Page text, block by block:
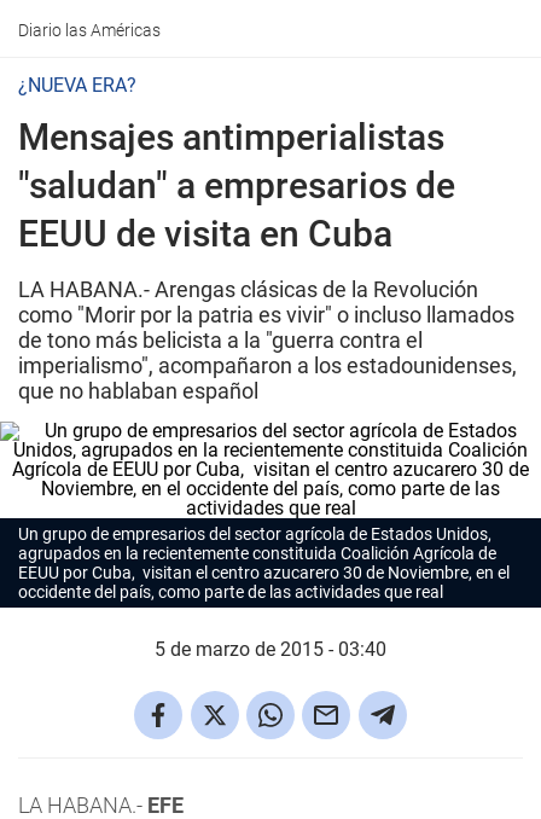
Diario las Américas
¿NUEVA ERA?
Mensajes antimperialistas
"saludan" a empresarios de
EEUU de visita en Cuba
LA HABANA.- Arengas clásicas de la Revolución
como "Morir por la patria es vivir" o incluso llamados
de tono más belicista a la "guerra contra el
imperialismo", acompañaron a los estadounidenses,
que no hablaban español
Un grupo de empresarios del sector agrícola de Estados Unidos,
agrupados en la recientemente constituida Coalición Agrícola de
EEUU por Cuba, visitan el centro azucarero 30 de Noviembre, en el
occidente del país, como parte de las actividades que real
5 de marzo de 2015 - 03:40
LA HABANA.- EFE